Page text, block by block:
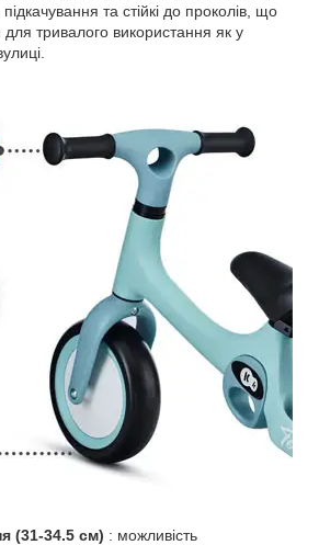
та стійкі до проколів, що
для тривалого використання як у
(31-34.5 см) : можливість